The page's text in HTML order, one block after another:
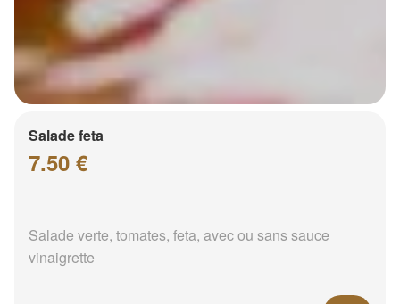
Salade feta
7.50 €
Salade verte, tomates, feta, avec ou sans sauce
vinaigrette